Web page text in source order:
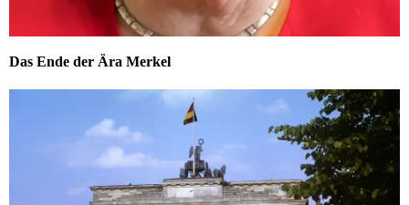
Das Ende der Ära Merkel